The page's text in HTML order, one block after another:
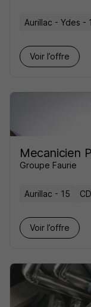
Aurillac - Ydes -
Voir l’offre
Mecanicien
Groupe Faurie
Aurillac - 15
Voir l’offre